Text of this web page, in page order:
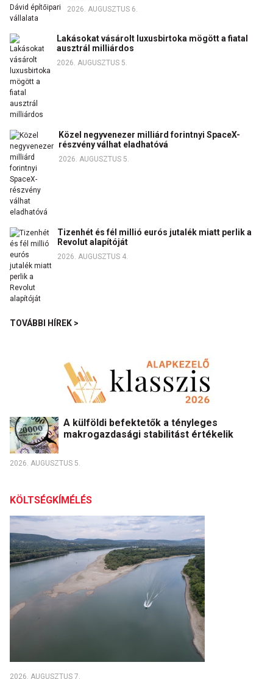
2026. AUGUSZTUS 6.
Lakásokat vásárolt luxusbirtoka mögött a fiatal
ausztrál milliárdos
2026. AUGUSZTUS 5.
Közel negyvenezer milliárd forintnyi SpaceX-
részvény válhat eladhatóvá
2026. AUGUSZTUS 5.
Tizenhét és fél millió eurós jutalék miatt perlik a
Revolut alapítóját
2026. AUGUSZTUS 4.
TOVÁBBI HÍREK >
A külföldi befektetők a tényleges
makrogazdasági stabilitást értékelik
2026. AUGUSZTUS 5.
KÖLTSÉGKÍMÉLÉS
2026. AUGUSZTUS 7.